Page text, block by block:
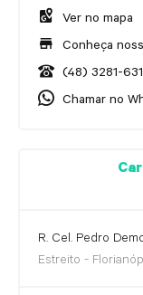
Ver no mapa
Conheça
(48) 3281-
Chamar no
R. Cel. Pedro
Estreito -